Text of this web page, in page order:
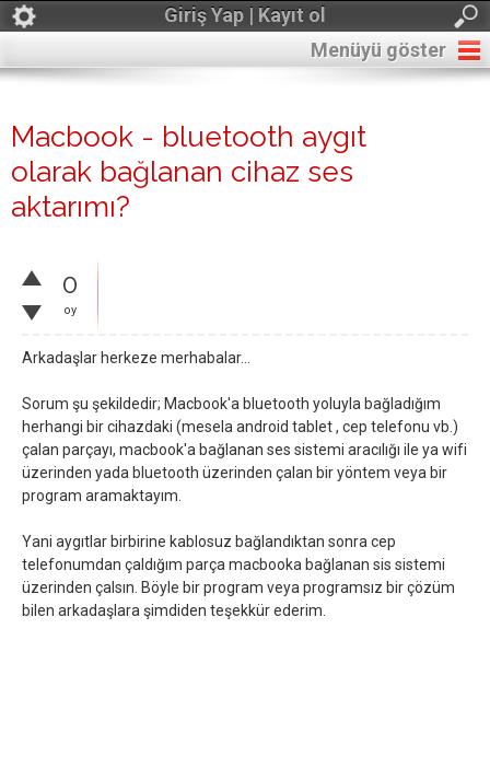
Giriş Yap | Kayıt ol
Menüyü göster
Macbook - bluetooth aygıt
olarak bağlanan cihaz ses
aktarımı?
0
oy
Arkadaşlar herkeze merhabalar...
Sorum şu şekildedir; Macbook'a bluetooth yoluyla bağladığım
herhangi bir cihazdaki (mesela android tablet , cep telefonu vb.)
çalan parçayı, macbook'a bağlanan ses sistemi aracılığı ile ya wifi
üzerinden yada bluetooth üzerinden çalan bir yöntem veya bir
program aramaktayım.
Yani aygıtlar birbirine kablosuz bağlandıktan sonra cep
telefonumdan çaldığım parça macbooka bağlanan sis sistemi
üzerinden çalsın. Böyle bir program veya programsız bir çözüm
bilen arkadaşlara şimdiden teşekkür ederim.